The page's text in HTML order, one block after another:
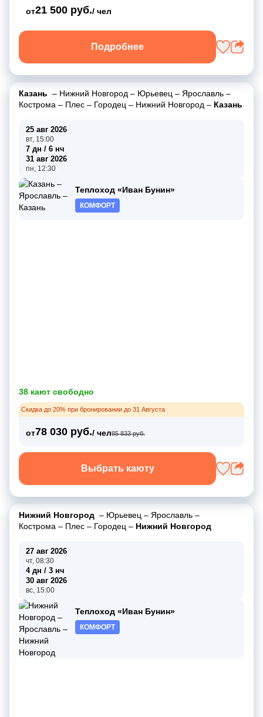
от21 500 руб./ чел
Подробнее
Казань – Нижний Новгород – Юрьевец – Ярославль –
Кострома – Плес – Городец – Нижний Новгород – Казань
25 авг 2026
вт, 15:00
7 дн / 6 нч
31 авг 2026
пн, 12:30
Теплоход «Иван Бунин»
КОМФОРТ
38 кают свободно
Скидка до 20% при бронировании до 31 Августа
от78 030 руб./ чел85 833 руб.
Выбрать каюту
Нижний Новгород – Юрьевец – Ярославль –
Кострома – Плес – Городец – Нижний Новгород
27 авг 2026
чт, 08:30
4 дн / 3 нч
30 авг 2026
вс, 15:00
Теплоход «Иван Бунин»
КОМФОРТ